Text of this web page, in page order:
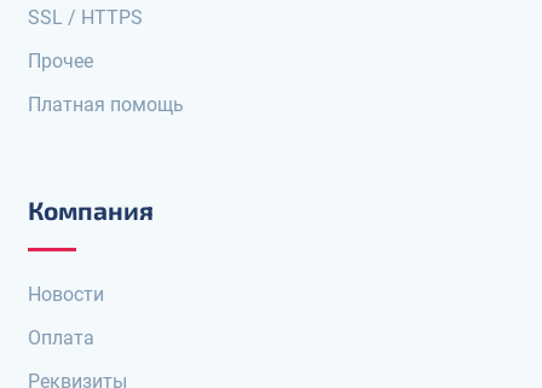
SSL / HTTPS
Прочее
Платная помощь
Компания
Новости
Оплата
Реквизиты